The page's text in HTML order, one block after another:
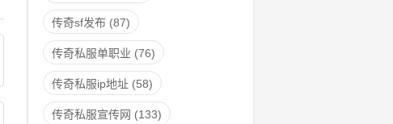
传奇sf发布 (87)
传奇私服单职业 (76)
传奇私服ip地址 (58)
传奇私服宣传网 (133)